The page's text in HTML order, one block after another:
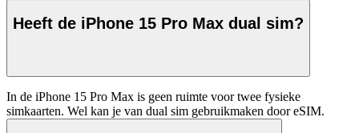
Heeft de iPhone 15 Pro Max dual sim?
In de iPhone 15 Pro Max is geen ruimte voor twee fysieke
simkaarten. Wel kan je van dual sim gebruikmaken door eSIM.